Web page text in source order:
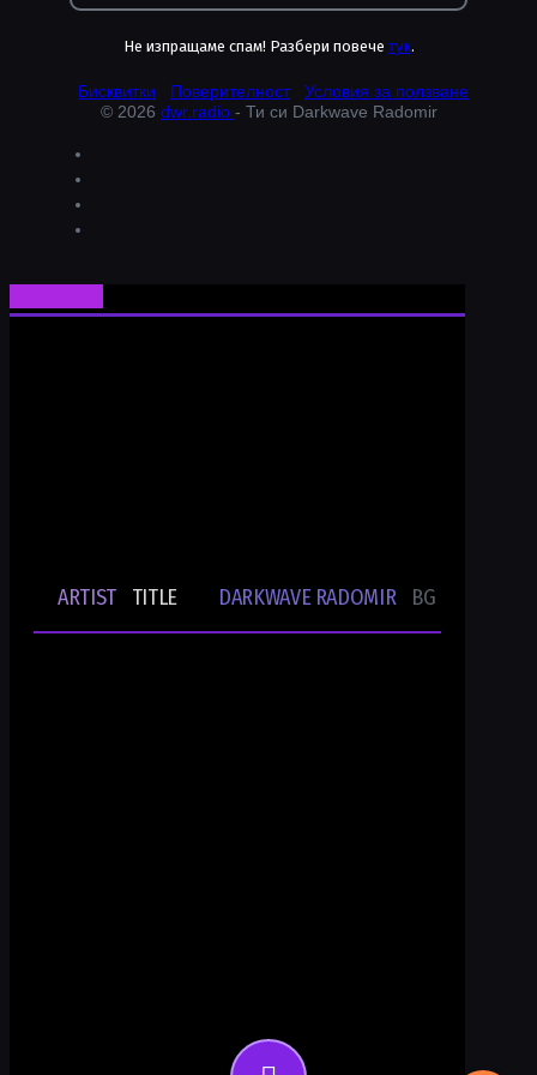
Не изпращаме спам! Разбери повече тук.
Бисквитки Поверителност
Условия за ползване
© 2026 dwr.radio - Ти си Darkwave Radomir
ARTIST- TITLE DARKWAVE RADOMIR BG